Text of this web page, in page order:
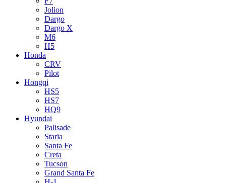
Jolion
Dargo
Dargo X
M6
H5
Honda
CRV
Pilot
Hongqi
HS5
HS7
HQ9
Hyundai
Palisade
Staria
Santa Fe
Creta
Tucson
Grand Santa Fe